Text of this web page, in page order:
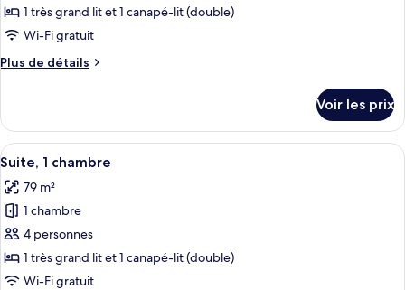
Bedroom
pour
ce
type
de
Suite,
chambre
1 très grand lit et 1 canapé-lit (double)
Wi-Fi gratuit
Plus de détails
Plus
le
type
de
Suite,
Voir les prix
Afficher
toutes
les
photos
pour
ce
type
Une chambre d’hôtel avec un
7
Suite, 1 chambre
79 m²
1 chambre
4 personnes
1 très grand lit et 1 canapé-lit (double)
Wi-Fi gratuit